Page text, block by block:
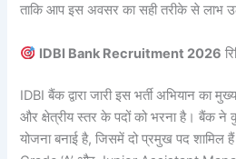
ताकि आप इस अवसर का सही तरीके से लाभ
IDBI Bank Recruitment 2026
IDBI बैंक द्वारा जारी इस भर्ती अभियान का
और क्षेत्रीय स्तर के पदों को भरना है। बैंक ने
योजना बनाई है, जिसमें दो प्रमुख पद